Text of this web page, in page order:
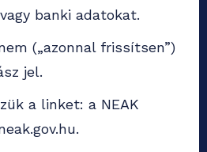
banki adatokat.
(„azonnal frissítsen”)
jel.
a linket: a NEAK